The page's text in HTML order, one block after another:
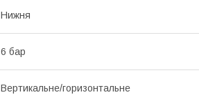
Нижня
6 бар
Вертикальне/горизонтальне